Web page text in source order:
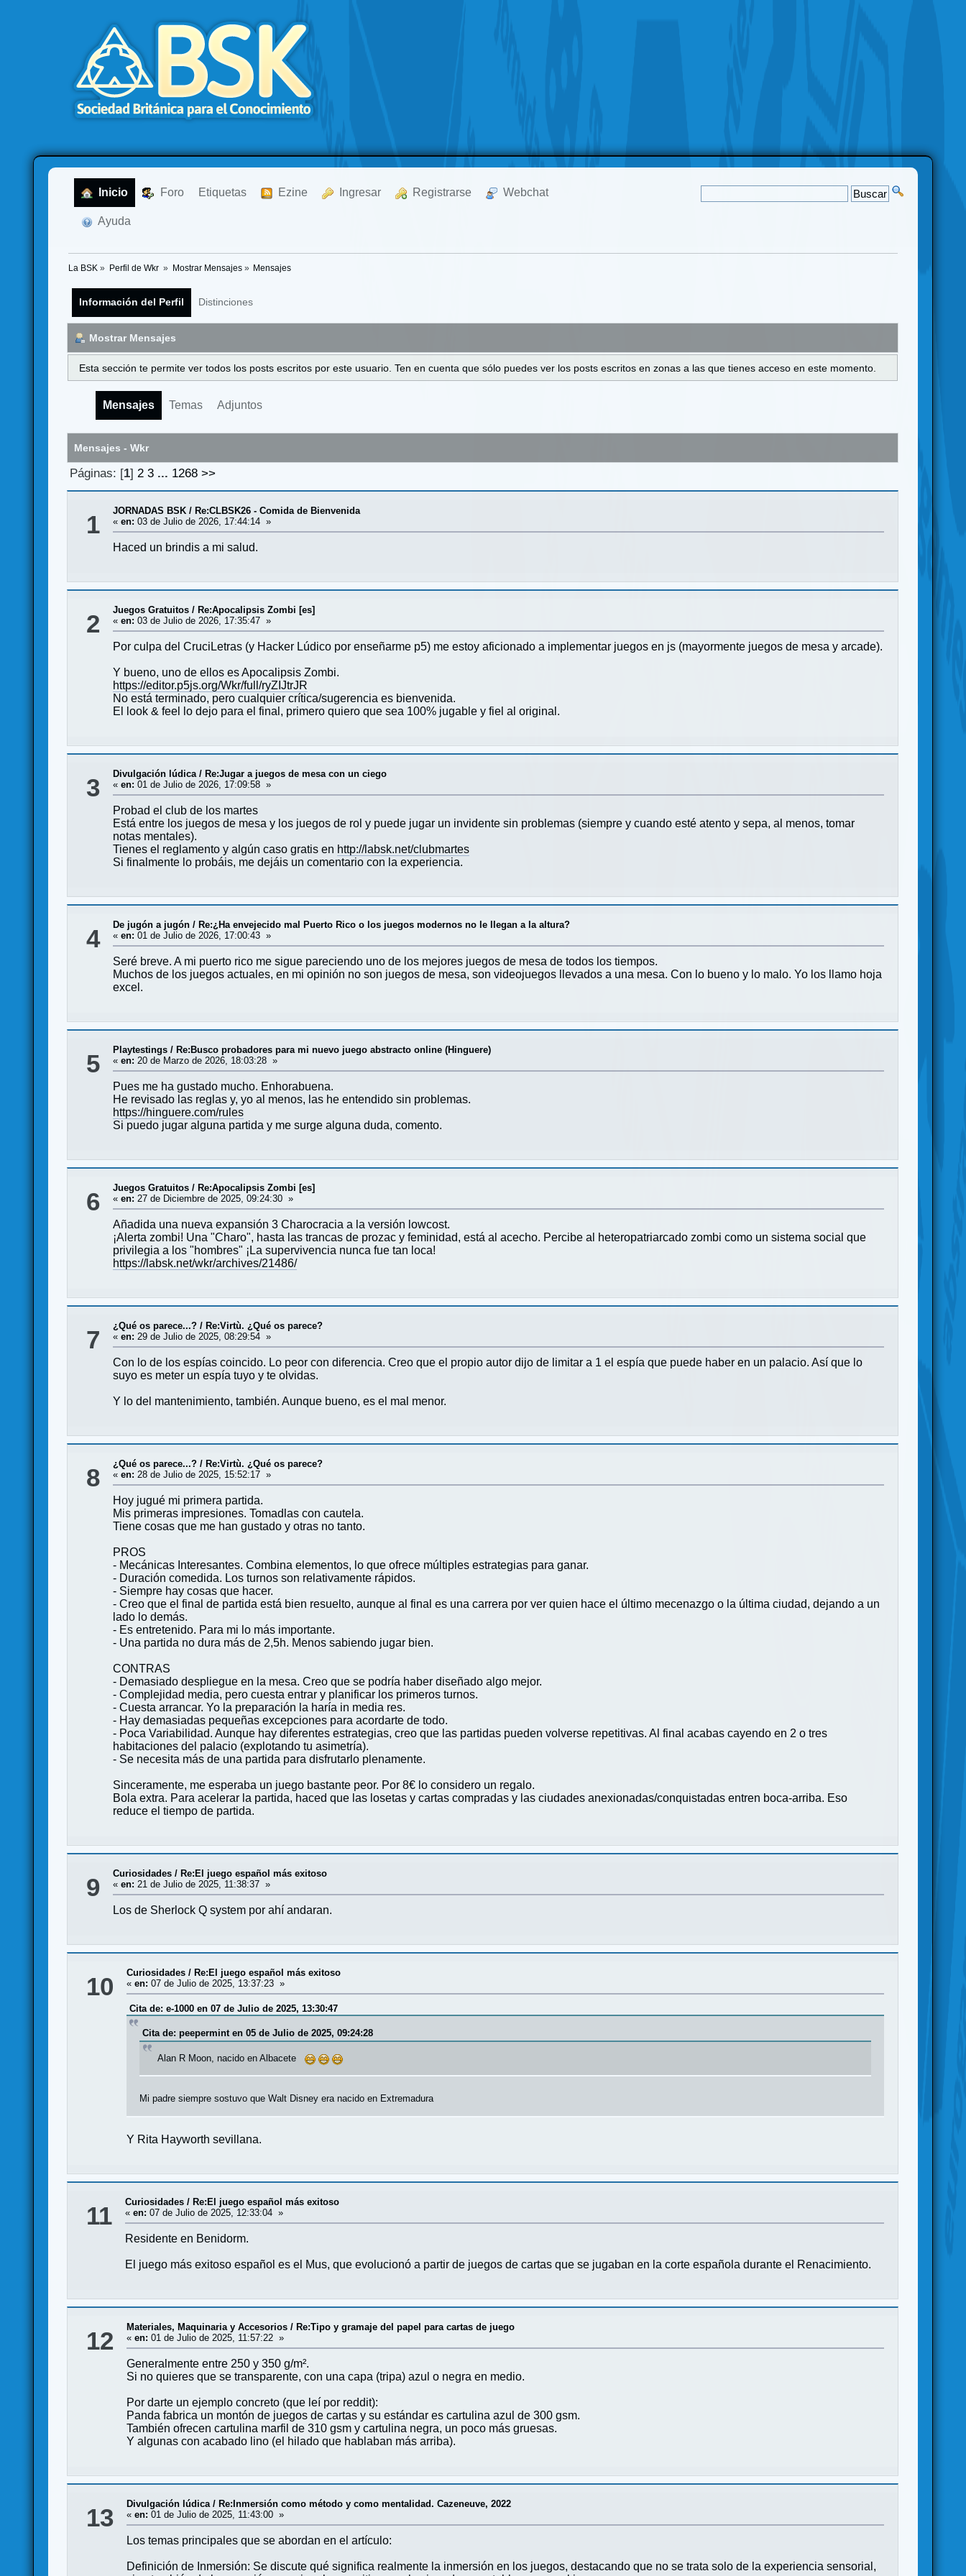
Inicio Foro Etiquetas Ezine Ingresar Registrarse Webchat
Ayuda
La BSK » Perfil de Wkr » Mostrar Mensajes» Mensajes
Información del Perfil Distinciones
Mostrar Mensajes
Esta sección te permite ver todos los posts escritos por este usuario. Ten en cuenta que sólo puedes ver los posts escritos en zonas a las que tienes acceso en este momento.
Mensajes Temas Adjuntos
Mensajes - Wkr
Páginas: [1] 2 3 ... 1268 >>
1 JORNADAS BSK / Re:CLBSK26 - Comida de Bienvenida
«en: 03 de Julio de 2026, 17:44:14 »
Haced un brindis a mi salud.
2 Juegos Gratuitos/ Re:Apocalipsis Zombi [es]
«en: 03 de Julio de 2026, 17:35:47 »
Por culpa del CruciLetras (y Hacker Lúdico por enseñarme p5) me estoy aficionado a implementar juegos en js (mayormente juegos de mesa y arcade).
Y bueno, uno de ellos es Apocalipsis Zombi.
https://editor.p5js.org/Wkr/full/ryZIJtrJR
No está terminado, pero cualquier crítica/sugerencia es bienvenida.
El look & feel lo dejo para el final, primero quiero que sea 100% jugable y fiel al original.
3 Divulgación lúdica/ Re:Jugar a juegos de mesa con un ciego
«en: 01 de Julio de 2026, 17:09:58 »
Probad el club de los martes
Está entre los juegos de mesa y los juegos de rol y puede jugar un invidente sin problemas (siempre y cuando esté atento y sepa, al menos, tomar
notas mentales).
Tienes el reglamento y algún caso gratis en http://labsk.net/clubmartes
Si finalmente lo probáis, me dejáis un comentario con la experiencia.
4 De jugón a jugón / Re:¿Ha envejecido mal Puerto Rico o los juegos modernos no le llegan a la altura?
«en: 01 de Julio de 2026, 17:00:43 »
Seré breve. A mi puerto rico me sigue pareciendo uno de los mejores juegos de mesa de todos los tiempos.
Muchos de los juegos actuales, en mi opinión no son juegos de mesa, son videojuegos llevados a una mesa. Con lo bueno y lo malo. Yo los llamo hoja
excel.
5 Playtestings / Re:Busco probadores para mi nuevo juego abstracto online (Hinguere)
«en: 20 de Marzo de 2026, 18:03:28 »
Pues me ha gustado mucho. Enhorabuena.
He revisado las reglas y, yo al menos, las he entendido sin problemas.
https://hinguere.com/rules
Si puedo jugar alguna partida y me surge alguna duda, comento.
6 Juegos Gratuitos/ Re:Apocalipsis Zombi [es]
«en: 27 de Diciembre de 2025, 09:24:30 »
Añadida una nueva expansión 3 Charocracia a la versión lowcost.
¡Alerta zombi! Una "Charo", hasta las trancas de prozac y feminidad, está al acecho. Percibe al heteropatriarcado zombi como un sistema social que
privilegia a los "hombres" ¡La supervivencia nunca fue tan loca!
https://labsk.net/wkr/archives/21486/
7 ¿Qué os parece...? / Re:Virtù. ¿Qué os parece?
«en: 29 de Julio de 2025, 08:29:54 »
Con lo de los espías coincido. Lo peor con diferencia. Creo que el propio autor dijo de limitar a 1 el espía que puede haber en un palacio. Así que lo
suyo es meter un espía tuyo y te olvidas.
Y lo del mantenimiento, también. Aunque bueno, es el mal menor.
8 ¿Qué os parece...? / Re:Virtù. ¿Qué os parece?
«en: 28 de Julio de 2025, 15:52:17 »
Hoy jugué mi primera partida.
Mis primeras impresiones. Tomadlas con cautela.
Tiene cosas que me han gustado y otras no tanto.
PROS
- Mecánicas Interesantes. Combina elementos, lo que ofrece múltiples estrategias para ganar.
- Duración comedida. Los turnos son relativamente rápidos.
- Siempre hay cosas que hacer.
- Creo que el final de partida está bien resuelto, aunque al final es una carrera por ver quien hace el último mecenazgo o la última ciudad, dejando a un
lado lo demás.
- Es entretenido. Para mi lo más importante.
- Una partida no dura más de 2,5h. Menos sabiendo jugar bien.
CONTRAS
- Demasiado despliegue en la mesa. Creo que se podría haber diseñado algo mejor.
- Complejidad media, pero cuesta entrar y planificar los primeros turnos.
- Cuesta arrancar. Yo la preparación la haría in media res.
- Hay demasiadas pequeñas excepciones para acordarte de todo.
- Poca Variabilidad. Aunque hay diferentes estrategias, creo que las partidas pueden volverse repetitivas. Al final acabas cayendo en 2 o tres
habitaciones del palacio (explotando tu asimetría).
- Se necesita más de una partida para disfrutarlo plenamente.
Sinceramente, me esperaba un juego bastante peor. Por 8€ lo considero un regalo.
Bola extra. Para acelerar la partida, haced que las losetas y cartas compradas y las ciudades anexionadas/conquistadas entren boca-arriba. Eso
reduce el tiempo de partida.
9 Curiosidades / Re:El juego español más exitoso
«en: 21 de Julio de 2025, 11:38:37 »
Los de Sherlock Q system por ahí andaran.
10 Curiosidades / Re:El juego español más exitoso
«en: 07 de Julio de 2025, 13:37:23 »
Cita de: e-1000 en 07 de Julio de 2025, 13:30:47
Cita de: peepermint en 05 de Julio de 2025, 09:24:28
Alan R Moon, nacido en Albacete
Mi padre siempre sostuvo que Walt Disney era nacido en Extremadura
Y Rita Hayworth sevillana.
11 Curiosidades /Re:El juego español más exitoso
«en: 07 de Julio de 2025, 12:33:04 »
Residente en Benidorm.
El juego más exitoso español es el Mus, que evolucionó a partir de juegos de cartas que se jugaban en la corte española durante el Renacimiento.
12 Materiales, Maquinaria y Accesorios /Re:Tipo y gramaje del papel para cartas de juego
«en: 01 de Julio de 2025, 11:57:22 »
Generalmente entre 250 y 350 g/m².
Si no quieres que se transparente, con una capa (tripa) azul o negra en medio.
Por darte un ejemplo concreto (que leí por reddit):
Panda fabrica un montón de juegos de cartas y su estándar es cartulina azul de 300 gsm.
También ofrecen cartulina marfil de 310 gsm y cartulina negra, un poco más gruesas.
Y algunas con acabado lino (el hilado que hablaban más arriba).
13 Divulgación lúdica /Re:Inmersión como método y como mentalidad. Cazeneuve, 2022
«en: 01 de Julio de 2025, 11:43:00 »
Los temas principales que se abordan en el artículo:
Definición de Inmersión: Se discute qué significa realmente la inmersión en los juegos, destacando que no se trata solo de la experiencia sensorial,